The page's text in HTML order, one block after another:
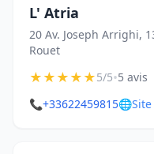
L' Atria
20 Av. Joseph Arrighi,
Rouet
★★★★★5/5•5 avis
📞+33622459815🌐